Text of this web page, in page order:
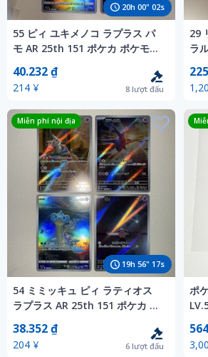
20h 00" 00s
55 ピィ ユキメノコ ラプラス パ
モ AR 25th 151 ポケカ ポケモン
40.232 ₫
214 ¥ 8lượt đấu
29
ラ
ケ
19h 56" 15s
Miễn phí nội địa
54 ミミッキュ ピィ ラティオス
ラプラス AR 25th 151 ポケカ ポ
ケモンカード
38.352 ₫
204 ¥ 6lượt đấu
ポ